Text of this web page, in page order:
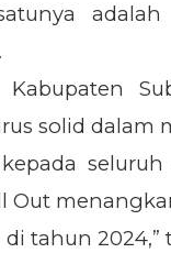
Kabupaten
solid dalam
Out
tahun 2024,”